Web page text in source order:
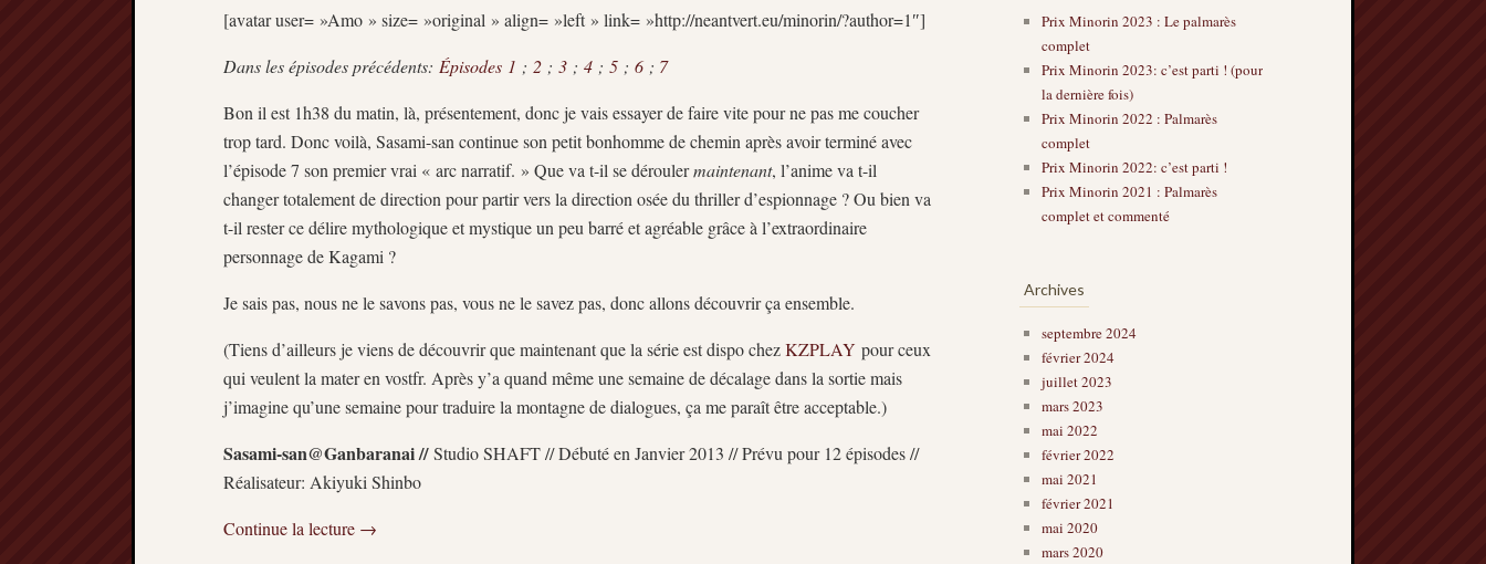
[avatar user= »Amo » size= »original » align= »left » link= »http://neantvert.eu/minorin/?author=1″]
Dans les épisodes précédents: Épisodes 1 ; 2 ; 3 ; 4 ; 5 ; 6 ; 7
Bon il est 1h38 du matin, là, présentement, donc je vais essayer de faire vite pour ne pas me coucher
trop tard. Donc voilà, Sasami-san continue son petit bonhomme de chemin après avoir terminé avec
l’épisode 7 son premier vrai « arc narratif. » Que va t-il se déroulermaintenant, l’anime va t-il
changer totalement de direction pour partir vers la direction osée du thriller d’espionnage ? Ou bien va
t-il rester ce délire mythologique et mystique un peu barré et agréable grâce à l’extraordinaire
personnage de Kagami ?
Je sais pas, nous ne le savons pas, vous ne le savez pas, donc allons découvrir ça ensemble.
(Tiens d’ailleurs je viens de découvrir que maintenant que la série est dispo chezKZPLAY pour ceux
qui veulent la mater en vostfr. Après y’a quand même une semaine de décalage dans la sortie mais
j’imagine qu’une semaine pour traduire la montagne de dialogues, ça me paraît être acceptable.)
Sasami-san@Ganbaranai //Studio SHAFT // Débuté en Janvier 2013 // Prévu pour 12 épisodes //
Réalisateur: Akiyuki Shinbo
Continue la lecture →
Prix Minorin 2023 : Le palmarès
complet
Prix Minorin 2023: c’est parti ! (pour
la dernière fois)
Prix Minorin 2022 : Palmarès
complet
Prix Minorin 2022: c’est parti !
Prix Minorin 2021 : Palmarès
complet et commenté
Archives
septembre 2024
février 2024
juillet 2023
mars 2023
mai 2022
février 2022
mai 2021
février 2021
mai 2020
mars 2020